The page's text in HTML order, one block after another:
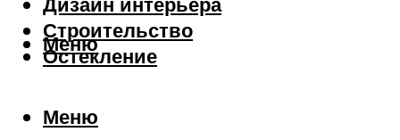
Строительство
Остекление
Меню
Меню